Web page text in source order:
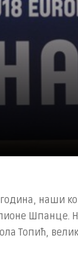
наши
Шпанце.
Топић,